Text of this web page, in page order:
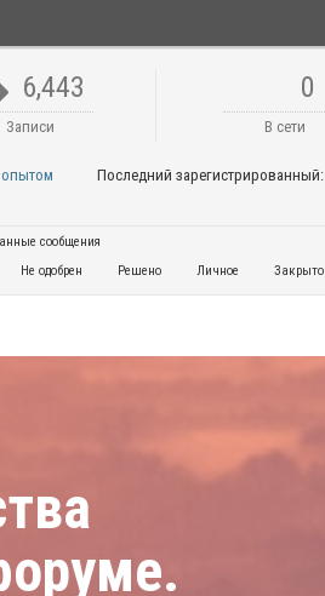
6,443
Записи
0
В сети
опытом Последний зарегистрированный:
сообщения
Не одобрен Решено Личное Закрыто